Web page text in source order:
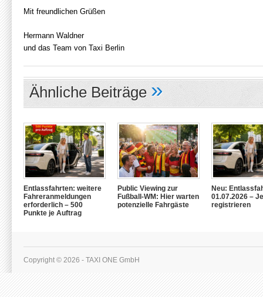
Mit freundlichen Grüßen
Hermann Waldner
und das Team von Taxi Berlin
Ähnliche Beiträge »
Entlassfahrten: weitere
Fahreranmeldungen
erforderlich – 500
Punkte je Auftrag
Public Viewing zur
Fußball-WM: Hier warten
potenzielle Fahrgäste
Neu:
01.07.2026 –
registrieren
Copyright © 2026 - TAXI ONE GmbH